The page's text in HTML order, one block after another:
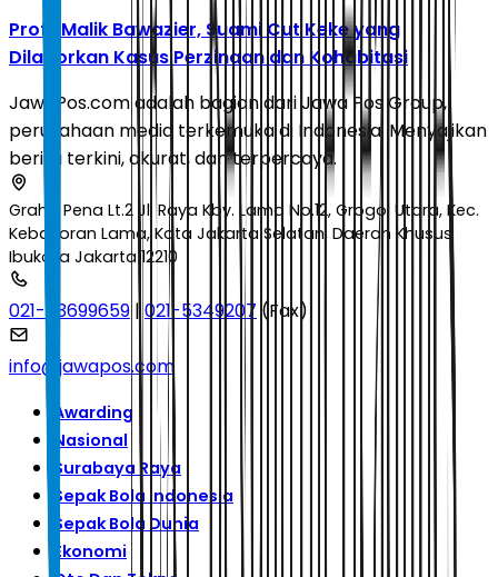
Profil Malik Bawazier, Suami Cut Keke yang
Dilaporkan Kasus Perzinaan dan Kohabitasi
JawaPos.com adalah bagian dari Jawa Pos Group,
perusahaan media terkemuka di Indonesia. Menyajikan
berita terkini, akurat, dan terpercaya.
Graha Pena Lt.2 Jl. Raya Kby. Lama No.12, Grogol Utara, Kec.
Kebayoran Lama, Kota Jakarta Selatan, Daerah Khusus
Ibukota Jakarta 12210
021-53699659 | 021-5349207 (Fax)
info@jawapos.com
Awarding
Nasional
Surabaya Raya
Sepak Bola Indonesia
Sepak Bola Dunia
Ekonomi